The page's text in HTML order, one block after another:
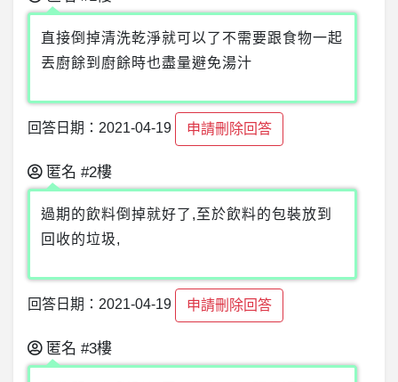
直接倒掉清洗乾淨就可以了不需要跟食物一起
丟廚餘到廚餘時也盡量避免湯汁
回答日期：2021-04-19 申請刪除回答
匿名 #2樓
過期的飲料倒掉就好了,至於飲料的包裝放到
回收的垃圾,
回答日期：2021-04-19 申請刪除回答
匿名 #3樓